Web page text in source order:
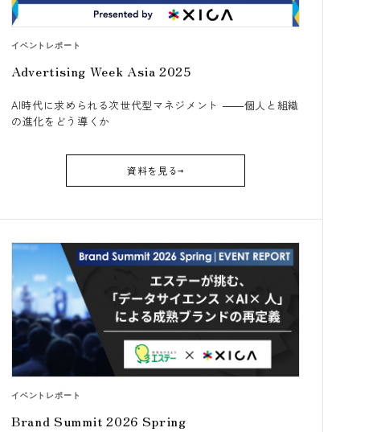
イベントレポート
Advertising Week Asia 2025
AI時代に求められる次世代型マネジメント ――個人と組織
の進化をどう導くか
資料を見る
イベントレポート
Brand Summit 2026 Spring